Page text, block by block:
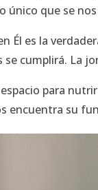
único que se
Él es la
se cumplirá. La
para
encuentra su